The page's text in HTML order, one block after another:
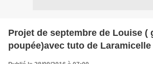
Projet de septembre de Louise (
poupée)avec tuto de Laramicelle